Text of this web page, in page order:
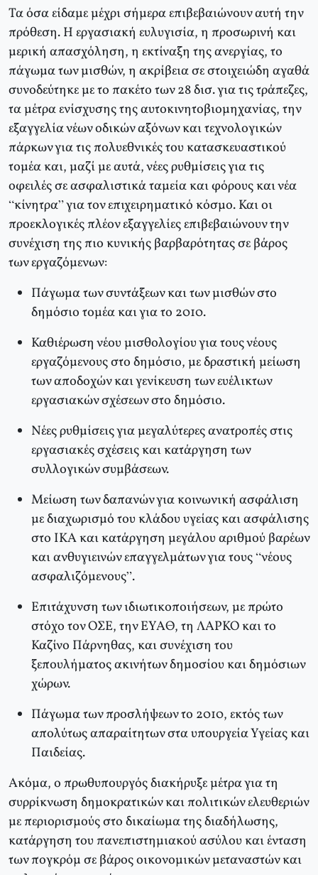
Τα όσα είδαμε μέχρι σήμερα επιβεβαιώνουν αυτή την
πρόθεση. Η εργασιακή ευλυγισία, η προσωρινή και
μερική απασχόληση, η εκτίναξη της ανεργίας, το
πάγωμα των μισθών, η ακρίβεια σε στοιχειώδη αγαθά
συνοδεύτηκε με το πακέτο των 28 δισ. για τις τράπεζες,
τα μέτρα ενίσχυσης της αυτοκινητοβιομηχανίας, την
εξαγγελία νέων οδικών αξόνων και τεχνολογικών
πάρκων για τις πολυεθνικές του κατασκευαστικού
τομέα και, μαζί με αυτά, νέες ρυθμίσεις για τις
οφειλές σε ασφαλιστικά ταμεία και φόρους και νέα
“κίνητρα” για τον επιχειρηματικό κόσμο. Και οι
προεκλογικές πλέον εξαγγελίες επιβεβαιώνουν την
συνέχιση της πιο κυνικής βαρβαρότητας σε βάρος
των εργαζόμενων:
Πάγωμα των συντάξεων και των μισθών στο
δημόσιο τομέα και για το 2010.
Καθιέρωση νέου μισθολογίου για τους νέους
εργαζόμενους στο δημόσιο, με δραστική μείωση
των αποδοχών και γενίκευση των ευέλικτων
εργασιακών σχέσεων στο δημόσιο.
Νέες ρυθμίσεις για μεγαλύτερες ανατροπές στις
εργασιακές σχέσεις και κατάργηση των
συλλογικών συμβάσεων.
Μείωση των δαπανών για κοινωνική ασφάλιση
με διαχωρισμό του κλάδου υγείας και ασφάλισης
στο ΙΚΑ και κατάργηση μεγάλου αριθμού βαρέων
και ανθυγιεινών επαγγελμάτων για τους “νέους
ασφαλιζόμενους”.
Επιτάχυνση των ιδιωτικοποιήσεων, με πρώτο
στόχο τον ΟΣΕ, την ΕΥΑΘ, τη ΛΑΡΚΟ και το
Καζίνο Πάρνηθας, και συνέχιση του
ξεπουλήματος ακινήτων δημοσίου και δημόσιων
χώρων.
Πάγωμα των προσλήψεων το 2010, εκτός των
απολύτως απαραίτητων στα υπουργεία Υγείας και
Παιδείας.
Ακόμα, ο πρωθυπουργός διακήρυξε μέτρα για τη
συρρίκνωση δημοκρατικών και πολιτικών ελευθεριών
με περιορισμούς στο δικαίωμα της διαδήλωσης,
κατάργηση του πανεπιστημιακού ασύλου και ένταση
των πογκρόμ σε βάρος οικονομικών μεταναστών και